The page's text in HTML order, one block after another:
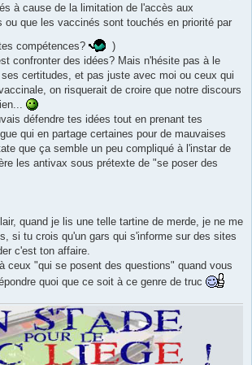
à cause de la limitation de l'accès aux
ou que les vaccinés sont touchés en priorité par
compétences?
)
confronter des idées? Mais n'hésite pas à le
certitudes, et pas juste avec moi ou ceux qui
on risquerait de croire que notre discours
défendre tes idées tout en prenant tes
qui en partage certaines pour de mauvaises
que ça semble un peu compliqué à l'instar de
les antivax sous prétexte de "se poser des
quand je lis une telle tartine de merde, je ne me
si tu crois qu'un gars qui s'informe sur des sites
c'est ton affaire.
ceux "qui se posent des questions" quand vous
quoi que ce soit à ce genre de truc